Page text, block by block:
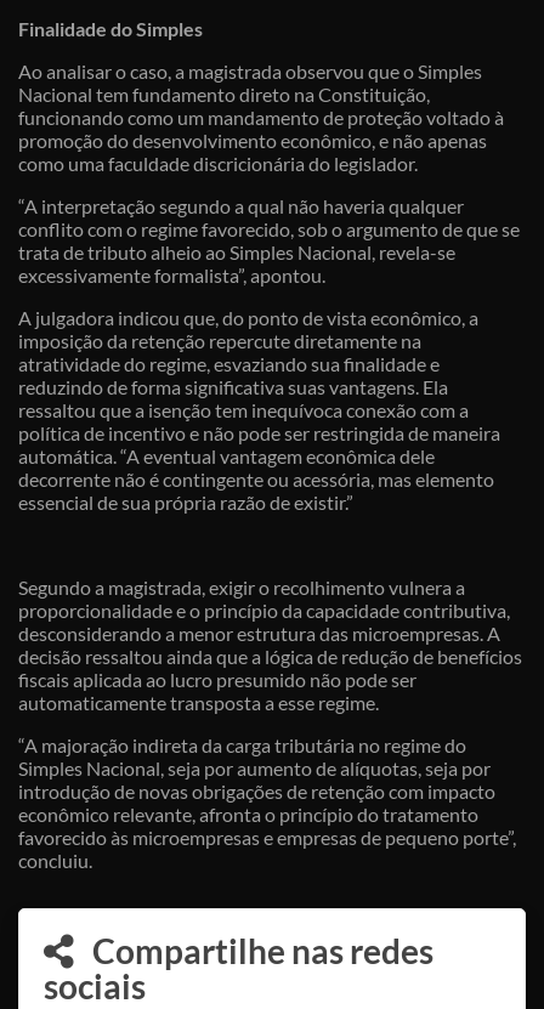
Finalidade do Simples
Ao analisar o caso, a magistrada observou que o Simples
Nacional tem fundamento direto na Constituição,
funcionando como um mandamento de proteção voltado à
promoção do desenvolvimento econômico, e não apenas
como uma faculdade discricionária do legislador.
“A interpretação segundo a qual não haveria qualquer
conflito com o regime favorecido, sob o argumento de que se
trata de tributo alheio ao Simples Nacional, revela-se
excessivamente formalista”, apontou.
A julgadora indicou que, do ponto de vista econômico, a
imposição da retenção repercute diretamente na
atratividade do regime, esvaziando sua finalidade e
reduzindo de forma significativa suas vantagens. Ela
ressaltou que a isenção tem inequívoca conexão com a
política de incentivo e não pode ser restringida de maneira
automática. “A eventual vantagem econômica dele
decorrente não é contingente ou acessória, mas elemento
essencial de sua própria razão de existir.”
Segundo a magistrada, exigir o recolhimento vulnera a
proporcionalidade e o princípio da capacidade contributiva,
desconsiderando a menor estrutura das microempresas. A
decisão ressaltou ainda que a lógica de redução de benefícios
fiscais aplicada ao lucro presumido não pode ser
automaticamente transposta a esse regime.
“A majoração indireta da carga tributária no regime do
Simples Nacional, seja por aumento de alíquotas, seja por
introdução de novas obrigações de retenção com impacto
econômico relevante, afronta o princípio do tratamento
favorecido às microempresas e empresas de pequeno porte”,
concluiu.
Compartilhe nas redes
sociais